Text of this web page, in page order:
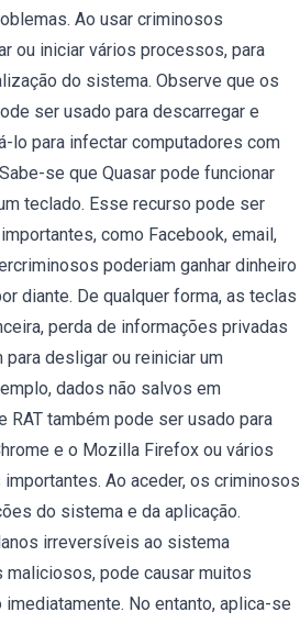
Ao usar criminosos
ou iniciar vários processos, para
do sistema. Observe que os
ser usado para descarregar e
lo para infectar computadores com
se que Quasar pode funcionar
teclado. Esse recurso pode ser
como Facebook, email,
poderiam ganhar dinheiro
diante. De qualquer forma, as teclas
perda de informações privadas
desligar ou reiniciar um
dados não salvos em
também pode ser usado para
e o Mozilla Firefox ou vários
Ao aceder, os criminosos
do sistema e da aplicação.
irreversíveis ao sistema
maliciosos, pode causar muitos
No entanto, aplica-se